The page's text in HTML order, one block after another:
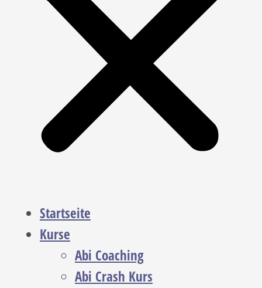
Startseite
Kurse
Abi Coaching
Abi Crash Kurs